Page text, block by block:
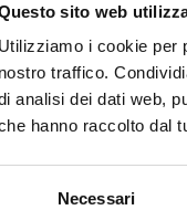
sito web
Utilizziamo i cookie per
nostro traffico.
analisi dei dati web,
hanno raccolto dal
Necessari
tutti i campi
i dettagli saremo in
un responso più